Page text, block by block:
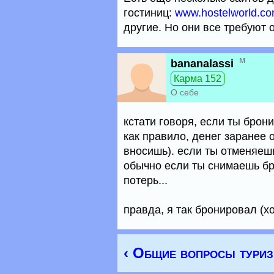
гостиниц:
другие. Но они все требуют
bananalassi
м
Карма 152
О себе
кстати говоря, если ты
как правило, денег заранее
вносишь). если ты
обычно если ты снимаешь
потерь...
правда, я так бронировал
‹ Общие вопросы